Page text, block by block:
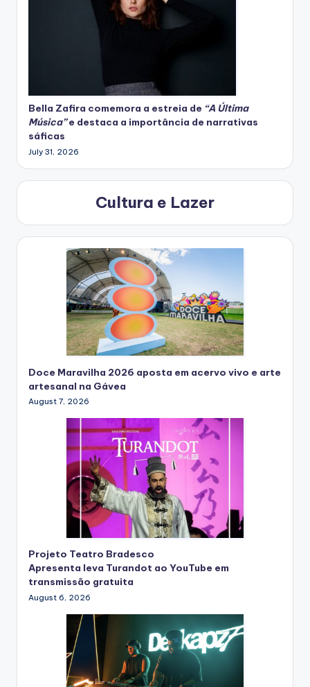
Bella Zafira comemora a estreia de “A Última
Música”e destaca a importância de narrativas
sáficas
July 31, 2026
Cultura e Lazer
Doce Maravilha 2026 aposta em acervo vivo e arte
artesanal na Gávea
August 7, 2026
Projeto Teatro Bradesco
Apresenta leva Turandot ao YouTube em
transmissão gratuita
August 6, 2026